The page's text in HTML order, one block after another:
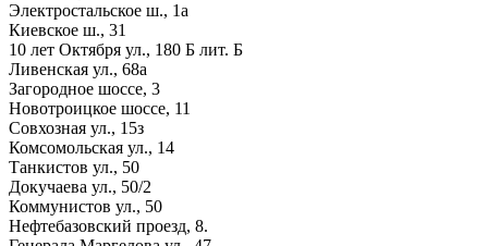
Электростальское ш., 1а
Киевское ш., 31
10 лет Октября ул., 180 Б лит. Б
Ливенская ул., 68а
Загородное шоссе, 3
Новотроицкое шоссе, 11
Совхозная ул., 15з
Комсомольская ул., 14
Танкистов ул., 50
Докучаева ул., 50/2
Коммунистов ул., 50
Нефтебазовский проезд, 8.